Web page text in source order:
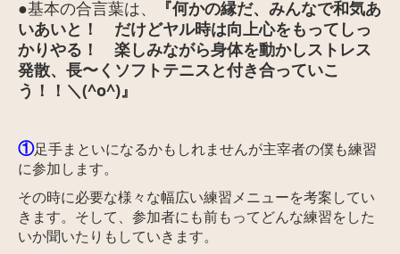
●基本の合言葉は、
『何かの縁だ、みんなで和気あ
いあいと！ だけどヤル時は向上心をもってしっ
かりやる！ 楽しみながら身体を動かしストレス
発散、 長〜くソフトテニスと付き合っていこ
う ！！＼(^o^)』
①足手まといになるかもしれませんが主宰者の僕も練習
に参加します。
その時に必要な様々な幅広い練習メニューを考案してい
きます。そして、 参加者にも前もってどんな練習をした
いか聞いたりもしていきます。